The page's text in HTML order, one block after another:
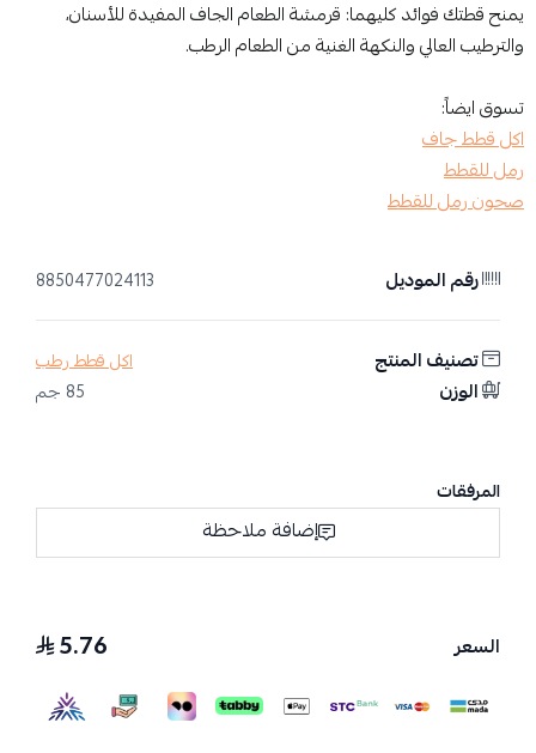
يمنح قطتك فوائد كليهما: قرمشة الطعام الجاف المفيدة للأسنان،
والترطيب العالي والنكهة الغنية من الطعام الرطب.
تسوق ايضاً:
اكل قطط جاف​
رمل للقطط
صحون رمل للقطط
رقم الموديل 8850477024113
تصنيف المنتج اكل قطط رطب
الوزن 85 جم
المرفقات
إضافة ملاحظة
السعر 5.76